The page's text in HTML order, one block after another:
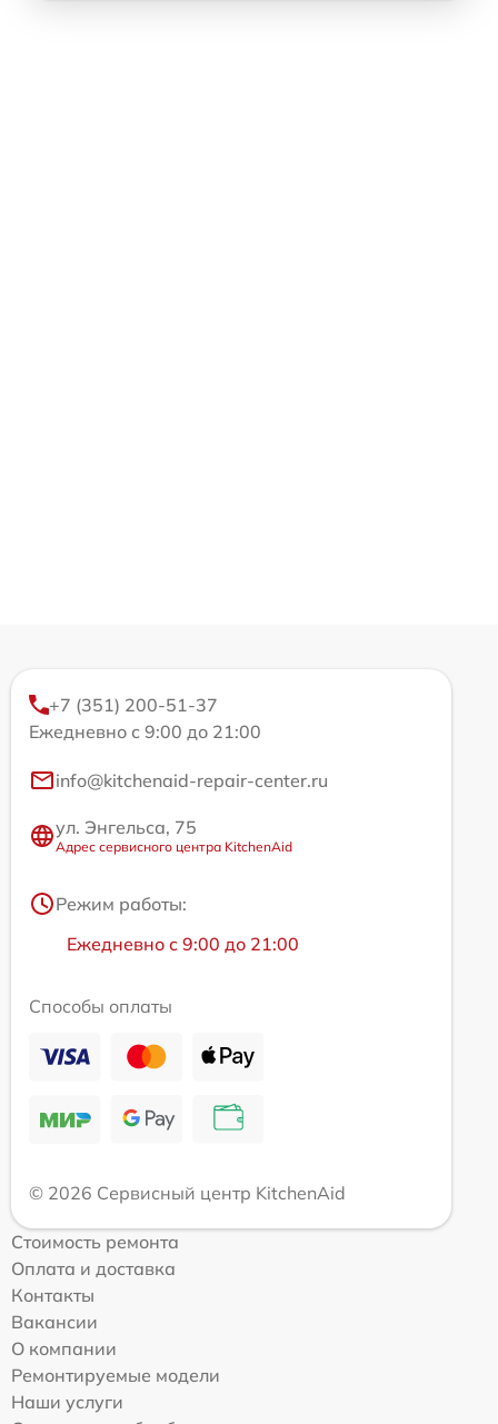
+7 (351) 200-51-37
Ежедневно с 9:00 до 21:00
info@kitchenaid-repair-center.ru
ул. Энгельса, 75
Адрес сервисного центра KitchenAid
Режим работы:
Ежедневно с 9:00 до 21:00
Способы оплаты
© 2026 Сервисный центр KitchenAid
Стоимость ремонта
Оплата и доставка
Контакты
Вакансии
О компании
Ремонтируемые модели
Наши услуги